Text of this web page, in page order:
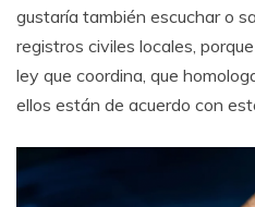
gustaría también escuchar o
registros civiles locales,
ley que coordina, que
ellos están de acuerdo con